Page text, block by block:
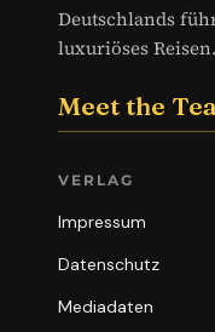
Deutschlands
luxuriöses
Meet the
VERLAG
Impressum
Datenschutz
Mediadaten